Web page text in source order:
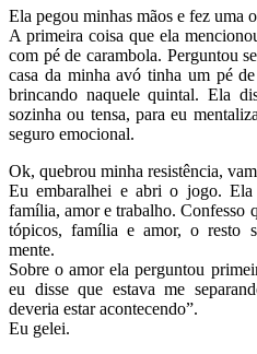
Ela pegou minhas mãos e fez uma
A primeira coisa que ela
com pé de carambola. Perguntou
casa da minha avó tinha um pé
brincando naquele quintal. Ela
sozinha ou tensa, para eu
seguro emocional.
Ok, quebrou minha resistência,
Eu embaralhei e abri o jogo. Ela
família, amor e trabalho. Confesso
tópicos, família e amor, o resto
mente.
Sobre o amor ela perguntou
eu disse que estava me
deveria estar acontecendo”.
Eu gelei.